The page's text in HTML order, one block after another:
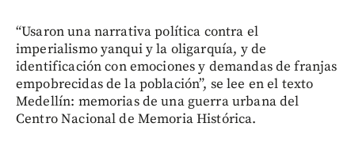
“Usaron una narrativa política contra el
imperialismo yanqui y la oligarquía, y de
identificación con emociones y demandas de franjas
empobrecidas de la población”, se lee en el texto
Medellín: memorias de una guerra urbana del
Centro Nacional de Memoria Histórica.